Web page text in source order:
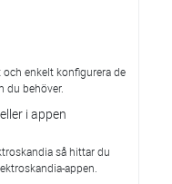
enkelt konfigurera de
du behöver.
i appen
så hittar du
appen.